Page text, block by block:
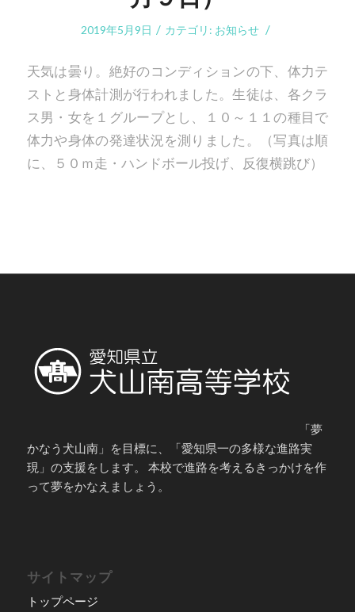
2019年5月9日 / カテゴリ: お知らせ /
天気は曇り。絶好のコンディションの下、体力テ
ストと身体計測が行われました。生徒は、各クラ
ス男・女を１グループとし、１０～１１の種目で
体力や身体の発達状況を測りました。（写真は順
に、５０ｍ走・ハンドボール投げ、反復横跳び）
「夢
かなう犬山南」を目標に、「愛知県一の多様な進路実
現」の支援をします。 本校で進路を考えるきっかけを作
って夢をかなえましょう。
サイトマップ
トップページ